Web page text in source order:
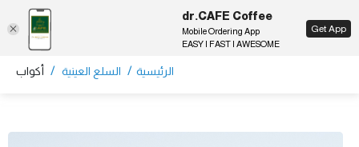
EN
الرئيسية / السلع العينية / أكواب
dr.CAFE Coffee
Mobile Ordering App
EASY | FAST | AWESOME
Get App